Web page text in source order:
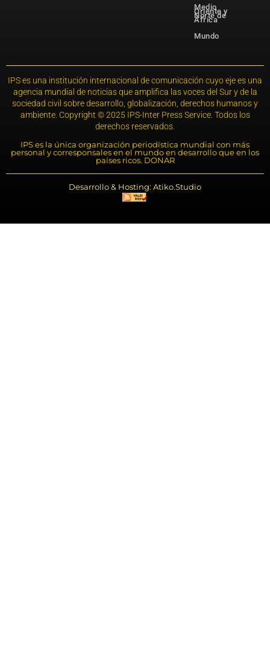
Medio
Oriente y
Norte de
África
Mundo
IPS es una institución internacional de comunicación cuyo eje es una
agencia mundial de noticias que amplifica las voces del Sur y de la
sociedad civil sobre desarrollo, globalización, derechos humanos y
ambiente. Copyright © 2025 IPS-Inter Press Service. Todos los
derechos reservados.
IPS es la única organización periodística mundial con más
personal y corresponsales en el mundo en desarrollo que en los
países ricos. DONAR
Desarrollo & Hosting: Atiko.Studio